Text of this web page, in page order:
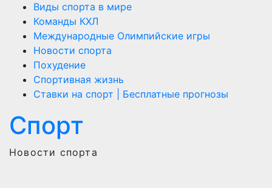
Виды спорта в мире
Команды КХЛ
Международные Олимпийские игры
Новости спорта
Похудение
Спортивная жизнь
Ставки на спорт | Бесплатные прогнозы
Спорт
Новости спорта